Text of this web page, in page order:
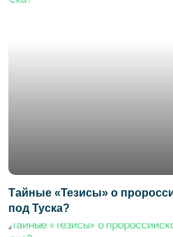
Тайные «Тезисы» о
под Туска?